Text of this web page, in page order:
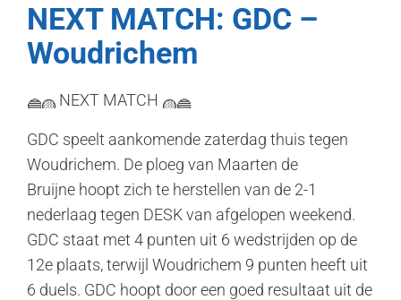
NEXT MATCH: GDC –
Woudrichem
NEXT MATCH
GDC speelt aankomende zaterdag thuis tegen
Woudrichem. De ploeg van Maarten de
Bruijne hoopt zich te herstellen van de 2-1
nederlaag tegen DESK van afgelopen weekend.
GDC staat met 4 punten uit 6 wedstrijden op de
12e plaats, terwijl Woudrichem 9 punten heeft uit
6 duels. GDC hoopt door een goed resultaat uit de